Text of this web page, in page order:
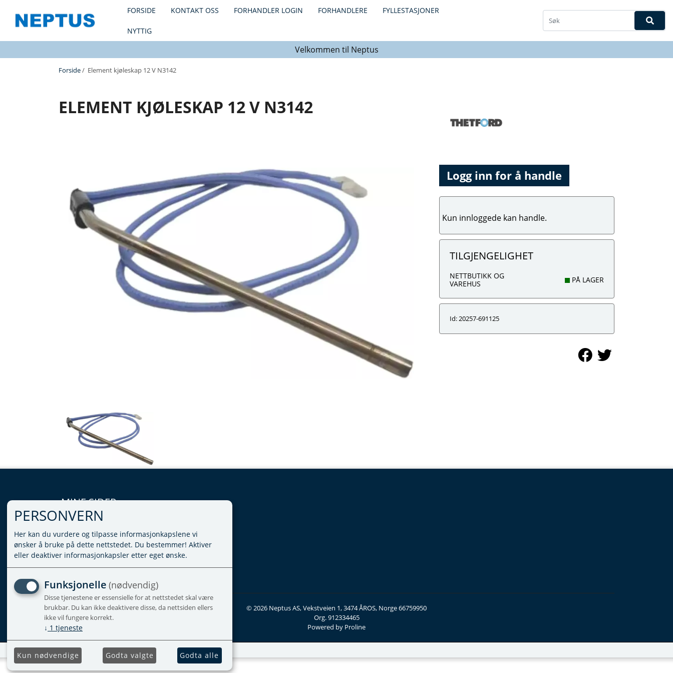
FORSIDE KONTAKT OSS FORHANDLER LOGIN FORHANDLERE FYLLESTASJONER
NYTTIG
Velkommen til Neptus
Forside/ Element kjøleskap 12 V N3142
ELEMENT KJØLESKAP 12 V N3142
Logg inn for å handle
Kun innloggede kan handle.
TILGJENGELIGHET
NETTBUTIKK OG
VAREHUS
PÅ LAGER
Id: 20257-691125
MINE SIDER
LOGG INN
VILKÅR
PERSONVERNERKLÆRING
ADMINISTRER COOKIES
© 2026 Neptus AS, Vekstveien 1, 3474 ÅROS, Norge 66759950
Org. 912334465
Powered by Proline
PERSONVERN
Her kan du vurdere og tilpasse informasjonkapslene vi
ønsker å bruke på dette nettstedet. Du bestemmer! Aktiver
eller deaktiver informasjonkapsler etter eget ønske.
Funksjonelle (nødvendig)
Disse tjenestene er essensielle for at nettstedet skal være
brukbar. Du kan ikke deaktivere disse, da nettsiden ellers
ikke vil fungere korrekt.
↓ 1 tjeneste
Kun nødvendige Godta valgte Godta alle